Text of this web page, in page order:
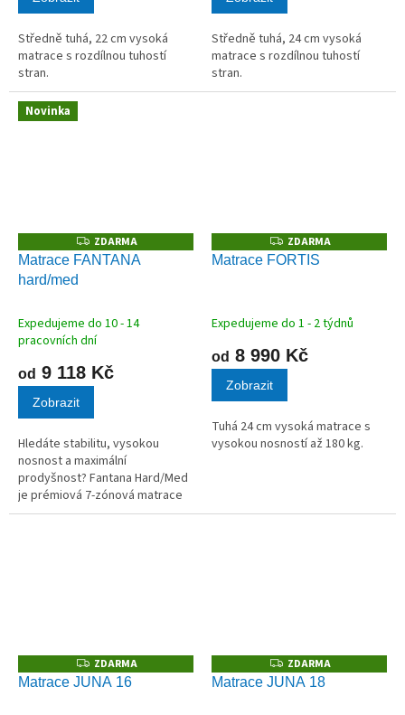
Středně tuhá, 22 cm vysoká
matrace s rozdílnou tuhostí
stran.
Středně tuhá, 24 cm vysoká
matrace s rozdílnou tuhostí
stran.
Novinka
Z
D
A
ZDARMA
Matrace FANTANA
hard/med
Expedujeme do 10 - 14
pracovních dní
od 9 118 Kč
Zobrazit
Hledáte stabilitu, vysokou
nosnost a maximální
prodyšnost? Fantana Hard/Med
je prémiová 7-zónová matrace
ze studených HR pěn o extrémní
Z
D
A
ZDARMA
Matrace FORTIS
Expedujeme do 1 - 2 týdnů
od 8 990 Kč
Zobrazit
Tuhá 24 cm vysoká matrace s
vysokou nosností až 180 kg.
Z
D
A
ZDARMA
Matrace JUNA 16
Z
D
A
ZDARMA
Matrace JUNA 18